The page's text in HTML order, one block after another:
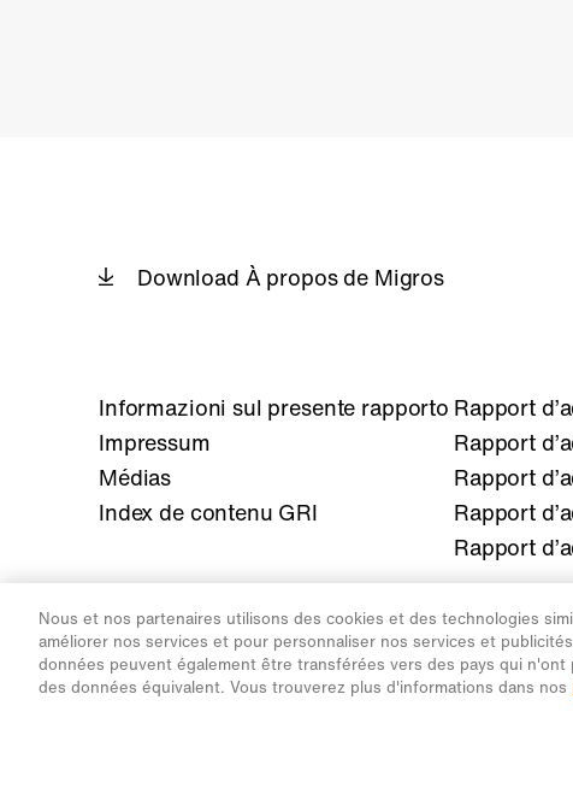
Download À propos de Migros
Informazioni sul presente rapporto
Impressum
Médias
Index de contenu GRI
Rapport
Rapport
Rapport
Rapport
Rapport
Informations juridiques Protection des données Paramètres des
Nous et nos partenaires utilisons des cookies et des technologies
améliorer nos services et pour personnaliser nos services et
données peuvent également être transférées vers des pays qui
des données équivalent. Vous trouverez plus d'informations dans nos